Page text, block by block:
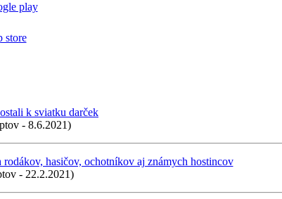
k sviatku darček
- 8.6.2021)
hasičov, ochotníkov aj známych hostincov
- 22.2.2021)